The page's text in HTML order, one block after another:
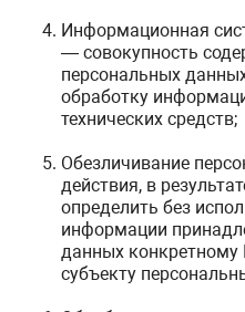
Информационная
— совокупность
персональных
обработку
технических средств;
Обезличивание
действия, в
определить без
информации
данных
субъекту